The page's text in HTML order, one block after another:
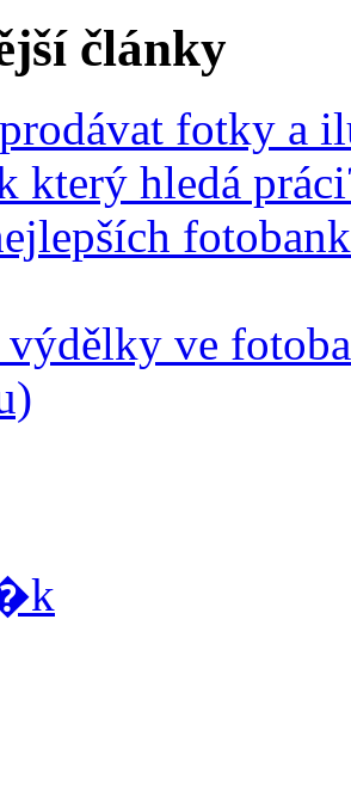
články
fotky a
který hledá
výdělky ve